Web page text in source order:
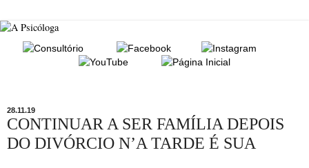
28.11.19
CONTINUAR A SER FAMÍLIA DEPOIS
DO DIVÓRCIO N’A TARDE É SUA